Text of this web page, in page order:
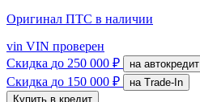
Оригинал ПТС в наличии
vin VIN проверен
Скидка до 250 000 ₽ на автокредит
Скидка до 150 000 ₽
на Trade-In
Купить в кредит